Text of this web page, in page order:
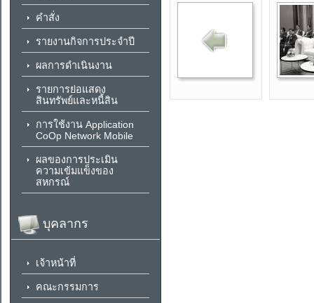
คำสั่ง
รายงานกิจการประจำปี
ผลการดำเนินงาน
รายการย่อแสดง
สินทรัพย์และหนี้สิน
การใช้งาน Application
CoOp Network Mobile
ผลของการประเมิน
ความเข้มแข็งของ
สหกรณ์
บุคลากร
เจ้าหน้าที่
คณะกรรมการ